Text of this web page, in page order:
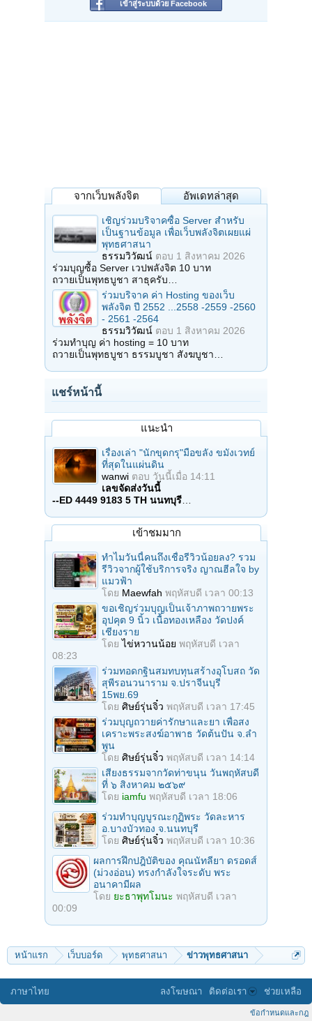
เข้าสู่ระบบด้วย Facebook
จากเว็บพลังจิต อัพเดทล่าสุด
เชิญร่วมบริจาคซื้อ Server สำหรับ
เป็นฐานข้อมูล เพื่อเว็บพลังจิตเผยแผ่
พุทธศาสนา
ธรรมวิวัฒน์ ตอบ 1 สิงหาคม 2026
ร่วมบุญซื้อ Server เวปพลังจิต 10 บาท
ถวายเป็นพุทธบูชา สาธุครับ…
ร่วมบริจาค ค่า Hosting ของเว็บ
พลังจิต ปี 2552 ...2558 -2559 -2560
- 2561 -2564
ธรรมวิวัฒน์ ตอบ 1 สิงหาคม 2026
ร่วมทำบุญ ค่า hosting = 10 บาท
ถวายเป็นพุทธบูชา ธรรมบูชา สังฆบูชา…
แชร์หน้านี้
แนะนำ
เรื่องเล่า "นักขุดกรุ"มือขลัง ขมังเวทย์
ที่สุดในแผ่นดิน
wanwi ตอบ วันนี้เมื่อ 14:11
เลขจัดส่งวันนี้
--ED 4449 9183 5 TH นนทบุรี
เข้าชมมาก
ทำไมวันนี้คนถึงเชื่อรีวิวน้อยลง? รวม
รีวิวจากผู้ใช้บริการจริง ญาณฮีลใจ by
แมวฟ้า
โดย Maewfah พฤหัสบดี เวลา 00:13
ขอเชิญร่วมบุญเป็นเจ้าภาพถวายพระ
อุปคุต 9 นิ้ว เนื้อทองเหลือง วัดปงค์
เชียงราย
โดยไข่หวานน้อย พฤหัสบดี เวลา
08:23
ร่วมทอดกฐินสมทบทุนสร้างอุโบสถ วัด
สุพีรอนวนาราม จ.ปราจีนบุรี
15พย.69
โดย ศิษย์รุ่นจิ๋ว พฤหัสบดี เวลา 17:45
ร่วมบุญถวายค่ารักษาและยา เพื่อสง
เคราะพระสงฆ์อาพาธ วัดต้นปัน จ.ลํา
พูน
โดย ศิษย์รุ่นจิ๋ว พฤหัสบดี เวลา 14:14
เสียงธรรมจากวัดท่าขนุน วันพฤหัสบดี
ที่ ๖ สิงหาคม ๒๕๖๙
โดย iamfu พฤหัสบดี เวลา 18:06
ร่วมทําบุญบูรณะกุฏิพระ วัดละหาร
อ.บางบัวทอง จ.นนทบุรี
โดย ศิษย์รุ่นจิ๋ว พฤหัสบดี เวลา 10:36
ผลการฝึกปฎิบัติของ คุณนัทลียา ดรอดส์
(ม่วงอ่อน) ทรงกำลังใจระดับ พระ
อนาคามีผล
โดย ยะธาพุทโมนะ พฤหัสบดี เวลา
00:09
หน้าแรก เว็บบอร์ด พุทธศาสนา ข่าวพุทธศาสนา
ภาษาไทย ลงโฆษณา ติดต่อเรา ช่วยเหลือ
ข้อกำหนดและกฎ